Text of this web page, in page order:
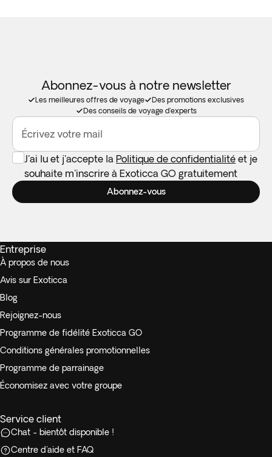
Abonnez-vous à notre newsletter
Les meilleures offres de voyage
Des promotions exclusives
Des conseils de voyage d'experts
Écrivez votre mail
J'ai lu et j'accepte la Politique de confidentialité et je
souhaite m'inscrire à Exoticca GO gratuitement
Abonnez-vous
Entreprise
À propos de nous
Avis sur Exoticca
Blog
Rejoignez-nous
Programme de fidélité Exoticca GO
Conditions générales promotionnelles
Programme de parrainage
Économisez avec votre groupe
Service client
Chat - bientôt disponible !
Centre d'aide et FAQ